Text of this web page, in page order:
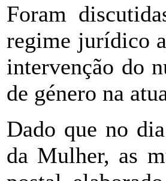
Foram
regime jurídico
intervenção do
de género na
Dado que no
da Mulher, as